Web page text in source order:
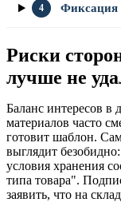
4 Фиксация
Риски
лучше не
Баланс интересов в
материалов часто
готовит шаблон.
выглядит
условия хранения
типа товара".
заявить, что на